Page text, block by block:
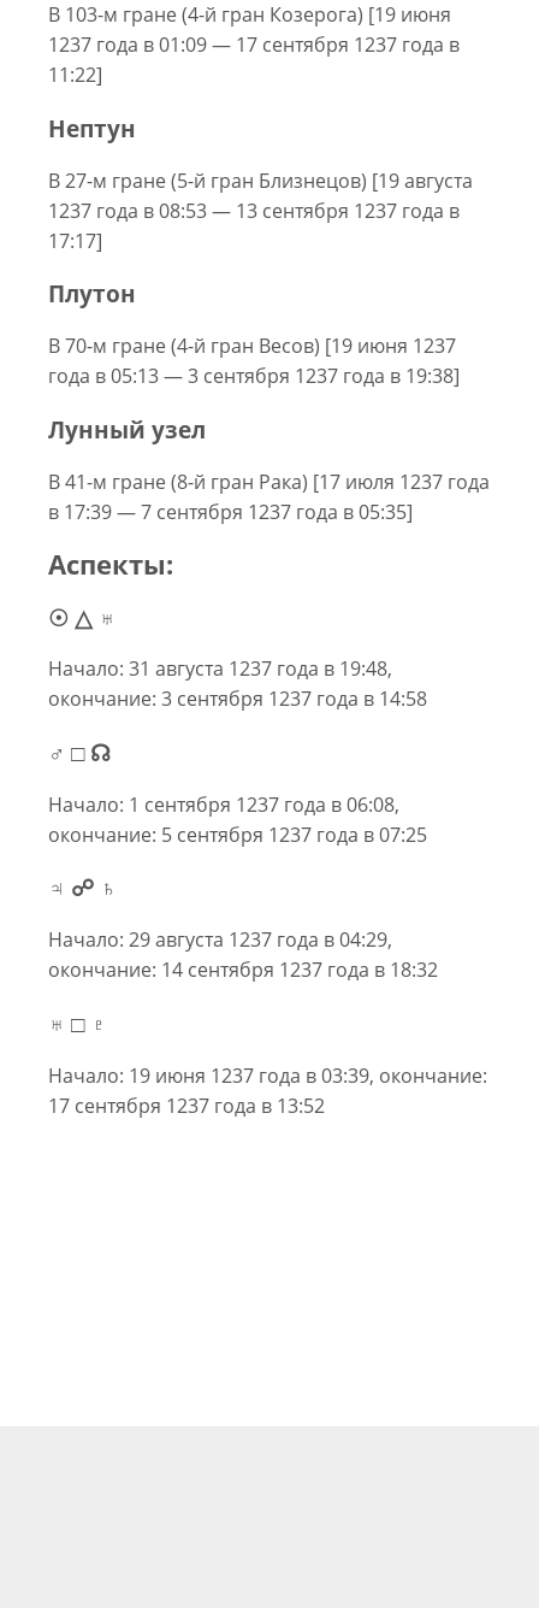
В 103-м гране (4-й гран Козерога) [19 июня
1237 года в 01:09 — 17 сентября 1237 года в
11:22]
Нептун
В 27-м гране (5-й гран Близнецов) [19 августа
1237 года в 08:53 — 13 сентября 1237 года в
17:17]
Плутон
В 70-м гране (4-й гран Весов) [19 июня 1237
года в 05:13 — 3 сентября 1237 года в 19:38]
Лунный узел
В 41-м гране (8-й гран Рака) [17 июля 1237 года
в 17:39 — 7 сентября 1237 года в 05:35]
Аспекты:
☉ △ ♅
Начало: 31 августа 1237 года в 19:48,
окончание: 3 сентября 1237 года в 14:58
♂ □ ☊
Начало: 1 сентября 1237 года в 06:08,
окончание: 5 сентября 1237 года в 07:25
♃ ☍ ♄
Начало: 29 августа 1237 года в 04:29,
окончание: 14 сентября 1237 года в 18:32
♅ □ ♇
Начало: 19 июня 1237 года в 03:39, окончание:
17 сентября 1237 года в 13:52